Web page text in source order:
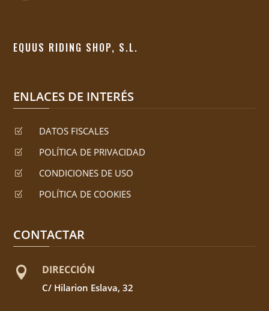
EQUUS RIDING SHOP, S.L.
ENLACES DE INTERÉS
Z DATOS FISCALES
Z POLÍTICA DE PRIVACIDAD
Z CONDICIONES DE USO
Z POLÍTICA DE COOKIES
CONTACTAR
 DIRECCIÓN
C/ Hilarion Eslava, 32